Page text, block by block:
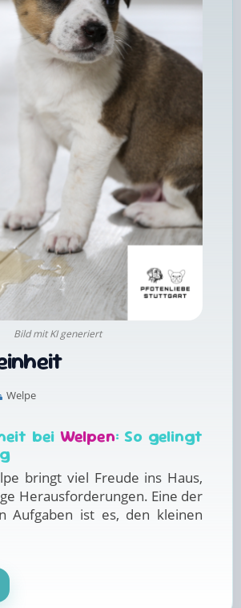
Bild mit KI generiert
Welpe
bei Welpen: So gelingt
bringt viel Freude ins Haus,
Herausforderungen. Eine der
Aufgaben ist es, den kleinen